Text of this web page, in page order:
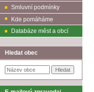
Smluvní podmínky
Kde pomáháme
Databáze měst a obcí
Hledat obec